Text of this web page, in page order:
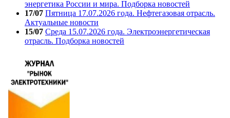
энергетика России и мира. Подборка новостей
17/07 Пятница 17.07.2026 года. Нефтегазовая отрасль.
Актуальные новости
15/07 Среда 15.07.2026 года. Электроэнергетическая
отрасль. Подборка новостей